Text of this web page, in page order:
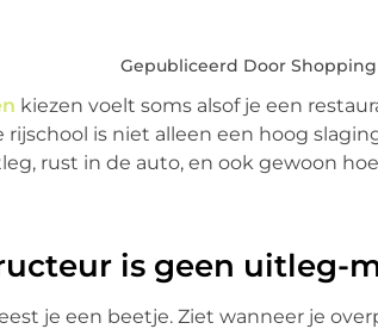
Gepubliceerd Door
kiezen voelt soms alsof je een
is niet alleen een hoog
rust in de auto, en ook gewoon
is geen uitleg-
je een beetje. Ziet wanneer je